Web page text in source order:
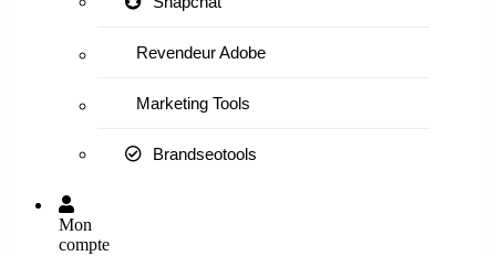
Revendeur Adobe
Marketing Tools
Brandseotools
Mon
compte